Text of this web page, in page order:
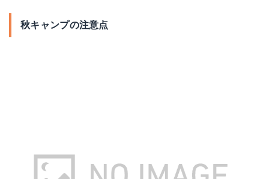
秋キャンプの注意点